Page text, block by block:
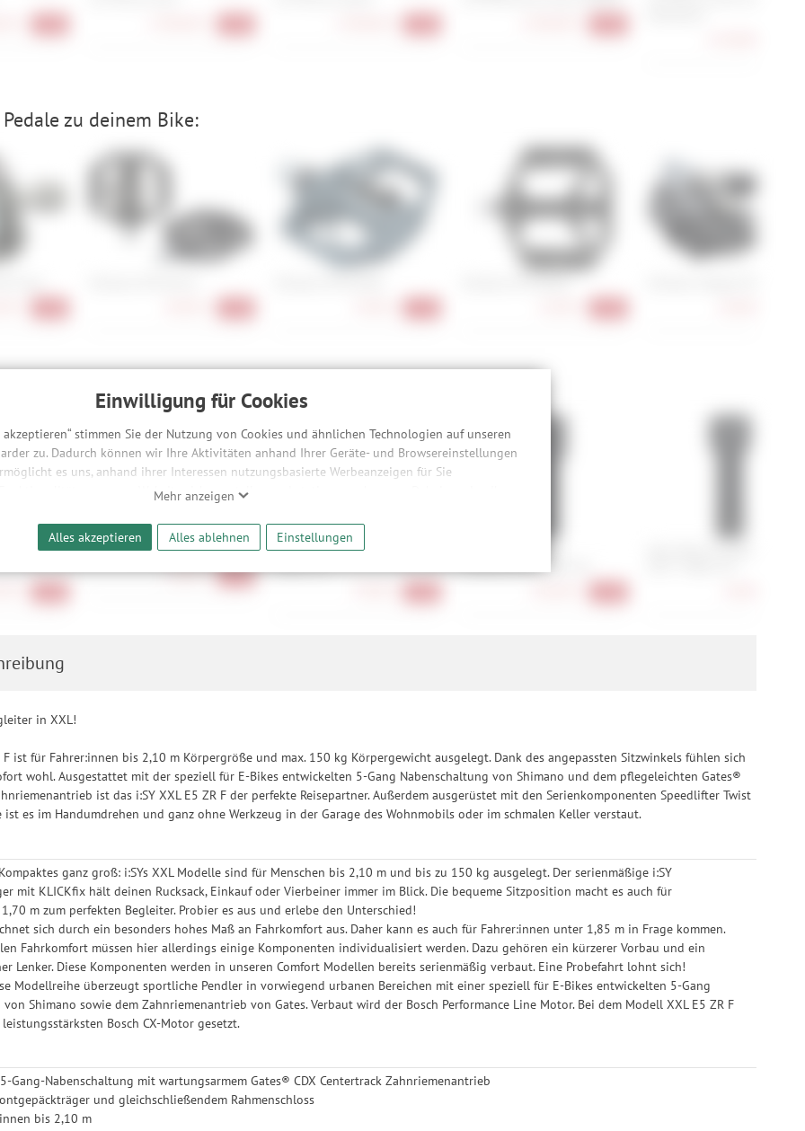
Einwilligung für Cookies
stimmen Sie der Nutzung von Cookies und ähnlichen Technologien auf unseren
zu. Dadurch können wir Ihre Aktivitäten anhand Ihrer Geräte- und Browsereinstellungen
es uns, anhand ihrer Interessen nutzungsbasierte Werbeanzeigen für Sie
unserer Website sicherzustellen und stetig zu verbessern. Dabei werden Ihre
und Werbepartner weitergegeben. Die Verarbeitung erfolgt ausschließlich zum Zwecke
Inhalten und der Durchführung von statistischer Analyse, Reichweitenmessungen,
und nutzungsbasierter Werbung. Informationen zu den einzelnen Funktionen, den
nicht erforderlich und gilt, bis sie widerrufen wird. Sie können Ihre Einwilligung unter
für bestimmte Drittanbieter erteilen und jederzeit für die Zukunft widerrufen.
Mehr anzeigen
Alles akzeptieren Alles ablehnen Einstellungen
zu deinem Bike:
dir wichtig ist – mit dem passenden Schloss:
180 +
Abus Amparo 4650SL NR OE
26,90 €
-23%
Abus Bordo 6000K/90 +
in XXL!
F ist für Fahrer:innen bis 2,10 m Körpergröße und max. 150 kg Körpergewicht ausgelegt. Dank des angepassten Sitzwinkels fühlen sich
wohl. Ausgestattet mit der speziell für E-Bikes entwickelten 5-Gang Nabenschaltung von Shimano und dem pflegeleichten Gates®
ist das i:SY XXL E5 ZR F der perfekte Reisepartner. Außerdem ausgerüstet mit den Serienkomponenten Speedlifter Twist
ist es im Handumdrehen und ganz ohne Werkzeug in der Garage des Wohnmobils oder im schmalen Keller verstaut.
Kompaktes ganz groß: i:SYs XXL Modelle sind für Menschen bis 2,10 m und bis zu 150 kg ausgelegt. Der serienmäßige i:SY
mit KLICKfix hält deinen Rucksack, Einkauf oder Vierbeiner immer im Blick. Die bequeme Sitzposition macht es auch für
m zum perfekten Begleiter. Probier es aus und erlebe den Unterschied!
sich durch ein besonders hohes Maß an Fahrkomfort aus. Daher kann es auch für Fahrer:innen unter 1,85 m in Frage kommen.
Fahrkomfort müssen hier allerdings einige Komponenten individualisiert werden. Dazu gehören ein kürzerer Vorbau und ein
Lenker. Diese Komponenten werden in unseren Comfort Modellen bereits serienmäßig verbaut. Eine Probefahrt lohnt sich!
Modellreihe überzeugt sportliche Pendler in vorwiegend urbanen Bereichen mit einer speziell für E-Bikes entwickelten 5-Gang
Shimano sowie dem Zahnriemenantrieb von Gates. Verbaut wird der Bosch Performance Line Motor. Bei dem Modell XXL E5 ZR F
Bosch CX-Motor gesetzt.
Gang-Nabenschaltung mit wartungsarmem Gates® CDX Centertrack Zahnriemenantrieb
und gleichschließendem Rahmenschloss
bis 2,10 m